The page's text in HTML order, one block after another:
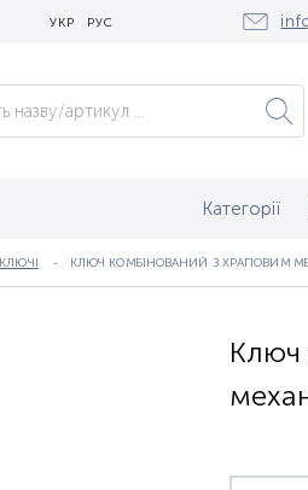
УКР РУС
Категорії
КЛЮЧ КОМБІНОВАНИЙ З ХРАПОВИМ
Ключ